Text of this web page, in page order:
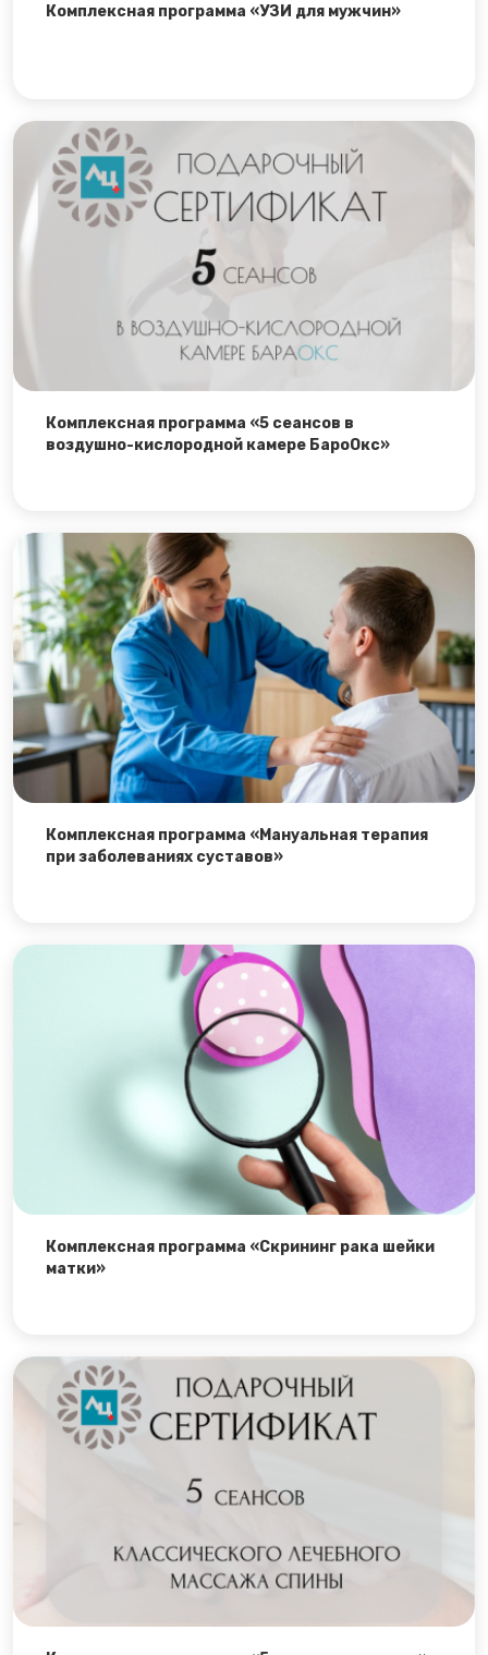
Комплексная программа «УЗИ для мужчин»
Комплексная программа «5 сеансов в
воздушно-кислородной камере БароОкс»
Комплексная программа «Мануальная терапия
при заболеваниях суставов»
Комплексная программа «Скрининг рака шейки
матки»